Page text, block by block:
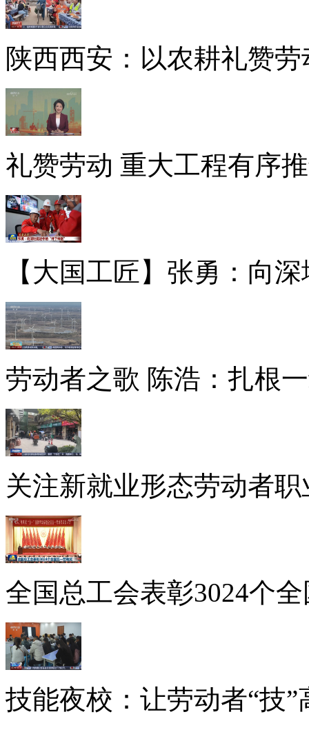
陕西西安：以农耕礼赞
礼赞劳动 重大工程有序
【大国工匠】张勇：向
劳动者之歌 陈浩：扎根
关注新就业形态劳动者
全国总工会表彰3024个
技能夜校：让劳动者“技”